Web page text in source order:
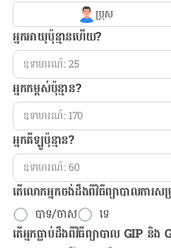
ប្រុស
អ្នកអាយុប៉ុន្មានហើយ?
អ្នកកម្ពស់ប៉ុន្មាន?
អ្នកគីឡូប៉ុន្មាន?
តើលោកអ្នកចង់ដឹង​ពីវិធីព្យាបាលការសម្
បាទ/ចាស
ទេ
តើអ្នកធ្លាប់ដឹងពីវិធីព្យាបាល GIP និង